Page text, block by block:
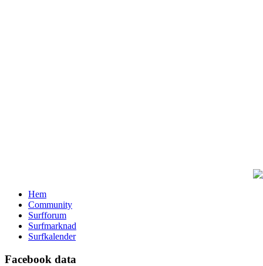
Hem
Community
Surfforum
Surfmarknad
Surfkalender
Facebook data